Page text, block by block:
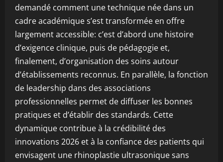
demandé comment une technique née dans un
cadre académique s’est transformée en offre
largement accessible: c’est d’abord une histoire
d’exigence clinique, puis de pédagogie et,
finalement, d’organisation des soins autour
d’établissements reconnus. En parallèle, la fonction
de leadership dans des associations
professionnelles permet de diffuser les bonnes
pratiques et d’établir des standards. Cette
dynamique contribue à la crédibilité des
innovations 2026 et à la confiance des patients qui
envisagent une rhinoplastie ultrasonique sans